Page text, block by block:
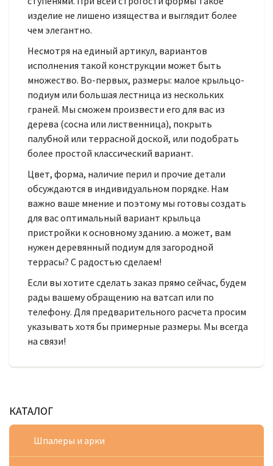
изделие не лишено изящества и выглядит более
чем элегантно.
Несмотря на единый артикул, вариантов
исполнения такой конструкции может быть
множество. Во-первых, размеры: малое крыльцо-
подиум или большая лестница из нескольких
граней. Мы сможем произвести его для вас из
дерева (сосна или лиственница), покрыть
палубной или террасной доской, или подобрать
более простой классический вариант.
Цвет, форма, наличие перил и прочие детали
обсуждаются в индивидуальном порядке. Нам
важно ваше мнение и поэтому мы готовы создать
для вас оптимальный вариант крыльца
пристройки к основному зданию. а может, вам
нужен деревянный подиум для загородной
террасы? С радостью сделаем!
Если вы хотите сделать заказ прямо сейчас, будем
рады вашему обращению на ватсап или по
телефону. Для предварительного расчета просим
указывать хотя бы примерные размеры. Мы всегда
на связи!
КАТАЛОГ
Шпалеры и арки